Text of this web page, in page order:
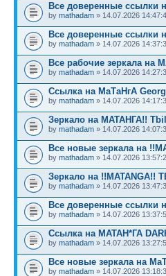
Все доверенные ссылки
by mathadam » 14.07.2026
Все доверенные ссылки
by mathadam » 14.07.2026
Все рабочие зеркала на
by mathadam » 14.07.2026
Ссылка на МаТаНгА
by mathadam » 14.07.2026
Зеркало на МАТАНГА!!
by mathadam » 14.07.2026
Все новые зеркала на
by mathadam » 14.07.2026
Зеркало на
by mathadam » 14.07.2026
Все доверенные ссылки
by mathadam » 14.07.2026
Ссылка на МАТАН*ГА
by mathadam » 14.07.2026
Все новые зеркала на
by mathadam » 14.07.2026